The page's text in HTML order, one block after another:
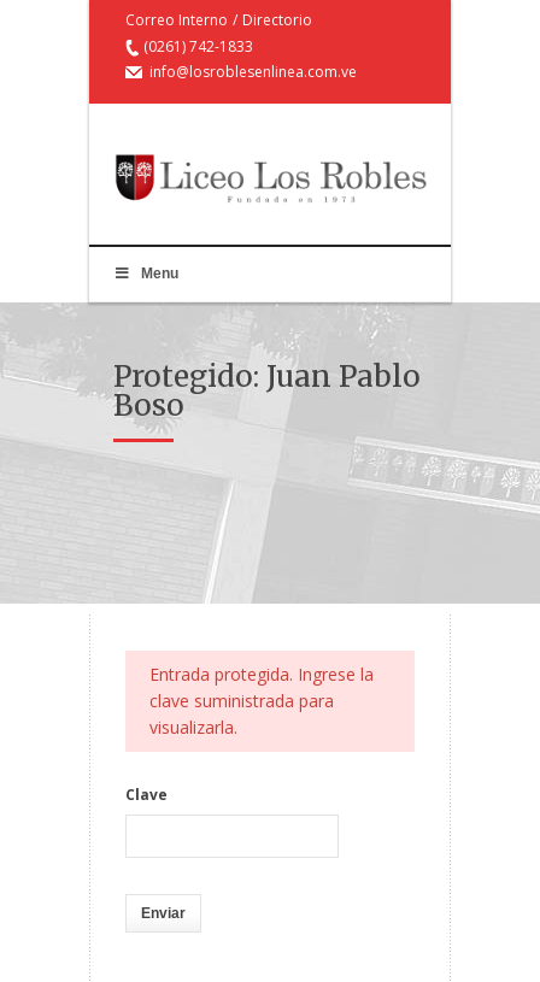
Correo Interno / Directorio
(0261) 742-1833
info@losroblesenlinea.com.ve
Menu
Protegido: Juan Pablo
Boso
Entrada protegida. Ingrese la
clave suministrada para
visualizarla.
Clave